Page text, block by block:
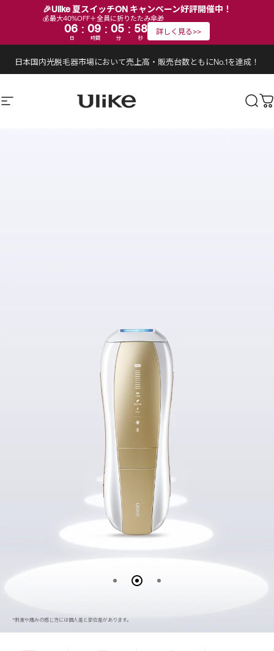
🎉Ulike 夏スイッチON キャンペーン好評開催中！
💰最大40%OFF＋全員に折りたたみ傘🎁
06 : 09 : 05 : 58
日 時間 分 秒
詳しく見る>>
令和8年熊本地震に伴う製品お届けに関するお知らせ
サイトナビゲーションUlike公式ストア
Ulike公式ストア 検索
*刺激や痛みの感じ方には個人差と部位差があります。